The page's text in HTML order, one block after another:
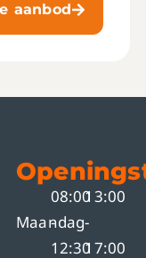
aanbod
Maandag
08:00
-
12:30
13:00
-
17:00